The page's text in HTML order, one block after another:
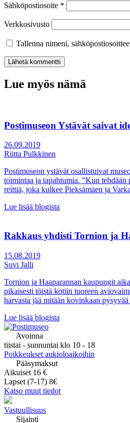
Sähköpostiosoite *
Verkkosivusto
Tallenna nimeni,
Lue myös nämä
Postimuseon Ystävät saivat
26.09.2019
Riitta Pulkkinen
Postimuseon ystävät osallistuivat
toimintaa ja tapahtumia. ”Kun
reittiä, joka kulkee Pieksämäen ja
Lue lisää blogista
Rakkaus yhdisti Tornion ja
15.08.2019
Suvi Jalli
Tornion ja Haaparannan kaupungit
pikaisesti töistä kotiin tuoreen
harvasta jää mitään kovinkaan
Lue lisää blogista
Avoinna
tiistai - sunnuntai klo 10 - 18
Poikkeukset aukioloaikoihin
Pääsymaksut
Aikuiset 16 €
Lapset (7-17) 8€
Katso muut tiedot
Vastuullisuus
Sijainti